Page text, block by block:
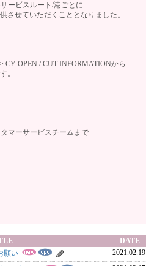
ービスルート/港ごとに
させていただくこととなりました。
OPEN / CUT INFORMATIONから
。
マーサービスチームまで
DATE
願い
2021.02.19